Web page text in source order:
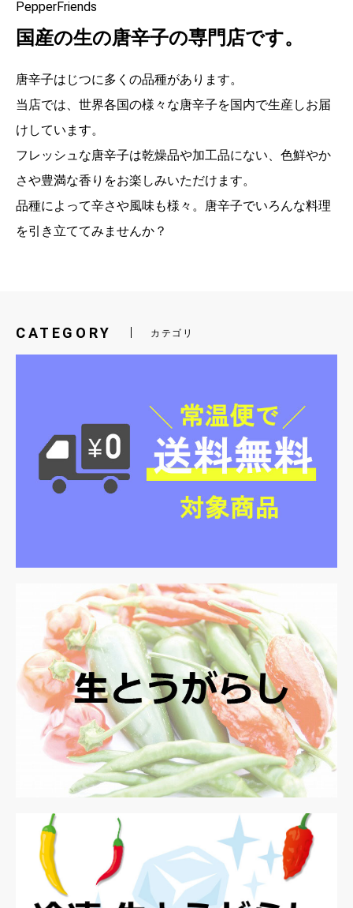
PepperFriends
国産の生の唐辛子の専門店です。
唐辛子はじつに多くの品種があります。
当店では、世界各国の様々な唐辛子を国内で生産しお届
けしています。
フレッシュな唐辛子は乾燥品や加工品にない、色鮮やか
さや豊満な香りをお楽しみいただけます。
品種によって辛さや風味も様々。唐辛子でいろんな料理
を引き立ててみませんか？
CATEGORY カテゴリ